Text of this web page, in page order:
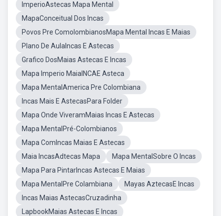
ImperioAstecas Mapa Mental
MapaConceitual Dos Incas
Povos Pre ComolombianosMapa Mental Incas E Maias
Plano De AulaIncas E Astecas
Grafico DosMaias Astecas E Incas
Mapa Imperio MaiaINCAE Asteca
Mapa MentalAmerica Pre Colombiana
Incas Mais E AstecasPara Folder
Mapa Onde ViveramMaias Incas E Astecas
Mapa MentalPré-Colombianos
Mapa ComIncas Maias E Astecas
Maia IncasAdtecas Mapa
Mapa MentalSobre O Incas
Mapa Para PintarIncas Astecas E Maias
Mapa MentalPre Colambiana
Mayas AztecasE Incas
Incas Maias AstecasCruzadinha
LapbookMaias Astecas E Incas